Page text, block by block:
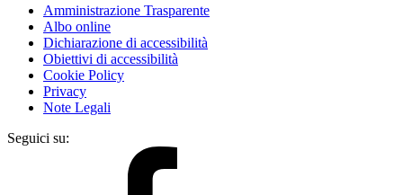
Amministrazione Trasparente
Albo online
Dichiarazione di accessibilità
Obiettivi di accessibilità
Cookie Policy
Privacy
Note Legali
Seguici su: